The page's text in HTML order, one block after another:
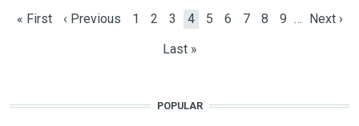
First page
« First Previous page
‹ Previous Page
1 Page
2 Page
3 Current page
4 Page
5 Page
6 Page
7 Page
8 Page
9 … Next
Next ›
Last page
Last »
POPULAR